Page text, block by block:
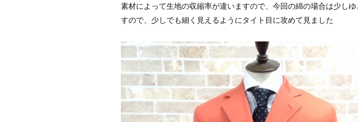
素材によって生地の収縮率が違いますので、今回の綿の場合は少し
すので、少しでも細く見えるようにタイト目に攻めて見ました